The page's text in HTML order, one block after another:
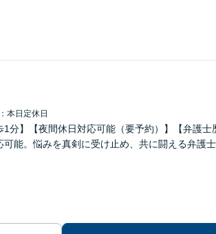
本日定休日
1分】【夜間休日対応可能（要予約）】【弁護
能。悩みを真剣に受け止め、共に闘える弁護